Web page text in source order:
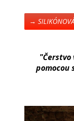
→
pomocou